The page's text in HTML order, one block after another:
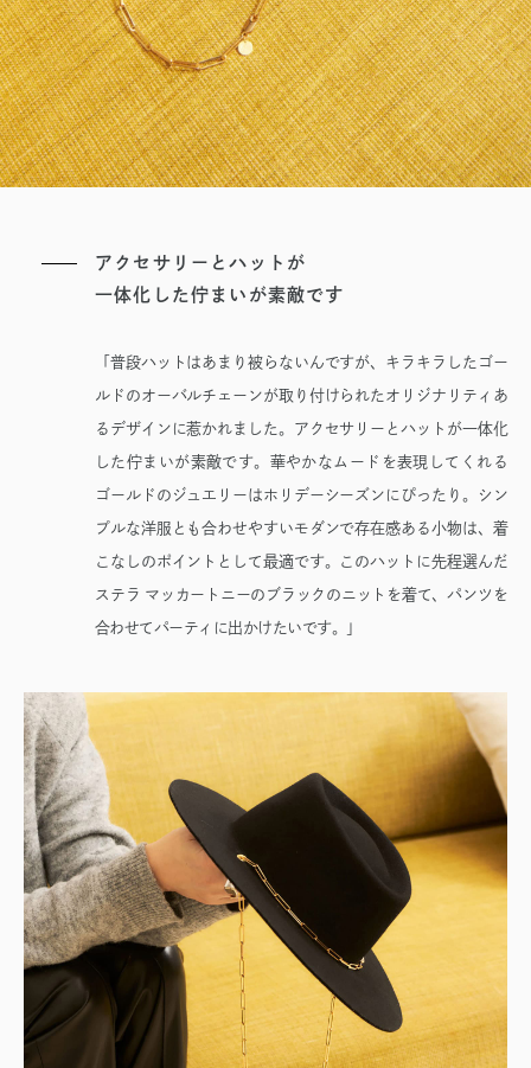
アクセサリーとハットが
一体化した佇まいが素敵です
「普段ハットはあまり被らないんですが、キラキラしたゴー
ルドのオーバルチェーンが取り付けられたオリジナリティあ
るデザインに惹かれました。アクセサリーとハットが一体化
した佇まいが素敵です。華やかなムードを表現してくれる
ゴールドのジュエリーはホリデーシーズンにぴったり。シン
プルな洋服とも合わせやすいモダンで存在感ある小物は、着
こなしのポイントとして最適です。このハットに先程選んだ
ステラ マッカートニーのブラックのニットを着て、パンツを
合わせてパーティに出かけたいです。」